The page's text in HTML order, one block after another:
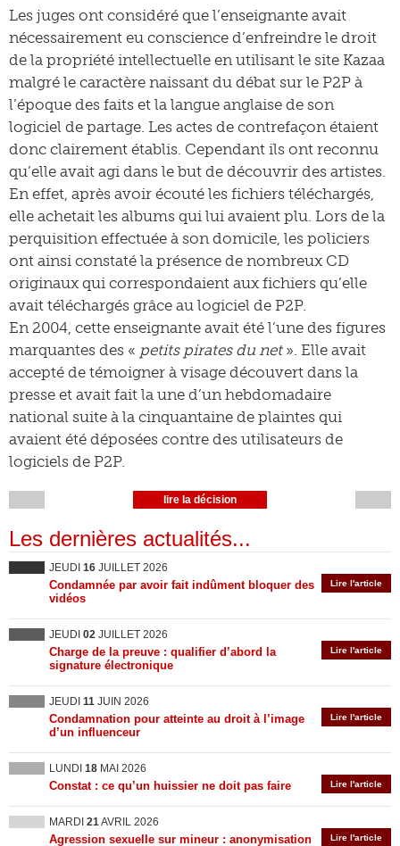
Les juges ont considéré que l’enseignante avait
nécessairement eu conscience d’enfreindre le droit
de la propriété intellectuelle en utilisant le site Kazaa
malgré le caractère naissant du débat sur le P2P à
l’époque des faits et la langue anglaise de son
logiciel de partage. Les actes de contrefaçon étaient
donc clairement établis. Cependant ils ont reconnu
qu’elle avait agi dans le but de découvrir des artistes.
En effet, après avoir écouté les fichiers téléchargés,
elle achetait les albums qui lui avaient plu. Lors de la
perquisition effectuée à son domicile, les policiers
ont ainsi constaté la présence de nombreux CD
originaux qui correspondaient aux fichiers qu’elle
avait téléchargés grâce au logiciel de P2P.
En 2004, cette enseignante avait été l’une des figures
marquantes des « petits pirates du net». Elle avait
accepté de témoigner à visage découvert dans la
presse et avait fait la une d’un hebdomadaire
national suite à la cinquantaine de plaintes qui
avaient été déposées contre des utilisateurs de
logiciels de P2P.
lire la décision
Les dernières actualités...
JEUDI 16 JUILLET 2026
Lire l'article
Condamnée par avoir fait indûment bloquer des
vidéos
JEUDI 02 JUILLET 2026
Lire l'article
Charge de la preuve : qualifier d’abord la
signature électronique
JEUDI 11 JUIN 2026
Lire l'article
Condamnation pour atteinte au droit à l’image
d’un influenceur
LUNDI 18 MAI 2026
Lire l'article
Constat : ce qu’un huissier ne doit pas faire
MARDI 21AVRIL 2026
Lire l'article
Agression sexuelle sur mineur : anonymisation